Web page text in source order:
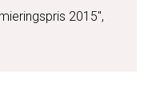
2015",